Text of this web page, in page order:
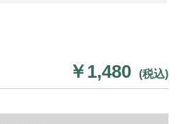
￥1,480 (税込)